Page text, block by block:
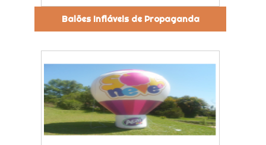
Balões Infláveis de Propaganda